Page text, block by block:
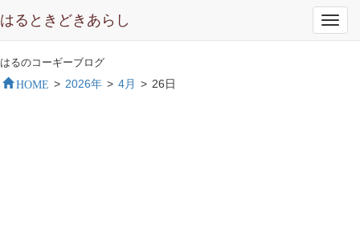
はるときどきあらし
はるのコーギーブログ
HOME > 2026年 > 4月 > 26日